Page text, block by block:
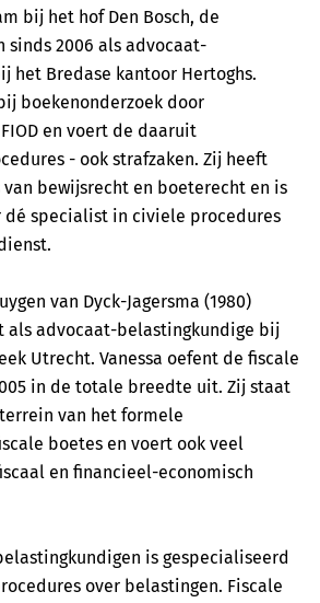
bij het hof Den Bosch, de
sinds 2006 als advocaat-
het Bredase kantoor Hertoghs.
boekenonderzoek door
en voert de daaruit
- ook strafzaken. Zij heeft
bewijsrecht en boeterecht en is
dé specialist in civiele procedures
van Dyck-Jagersma (1980)
als advocaat-belastingkundige bij
Utrecht. Vanessa oefent de fiscale
in de totale breedte uit. Zij staat
van het formele
boetes en voert ook veel
en financieel-economisch
is gespecialiseerd
over belastingen. Fiscale